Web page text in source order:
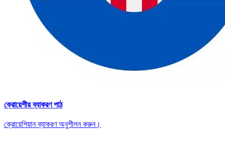
ক্রোয়েশীয় ব্যাকরণ পাঠ
ক্রোয়েশিয়ান ব্যাকরণ অনুশীলন করুন।